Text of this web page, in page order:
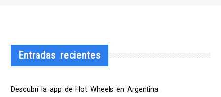
Entradas recientes
Descubrí la app de Hot Wheels en Argentina